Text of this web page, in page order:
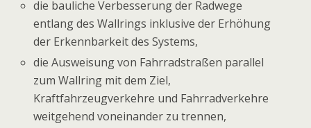
die bauliche Verbesserung der Radwege
entlang des Wallrings inklusive der Erhöhung
der Erkennbarkeit des Systems,
die Ausweisung von Fahrradstraßen parallel
zum Wallring mit dem Ziel,
Kraftfahrzeugverkehre und Fahrradverkehre
weitgehend voneinander zu trennen,